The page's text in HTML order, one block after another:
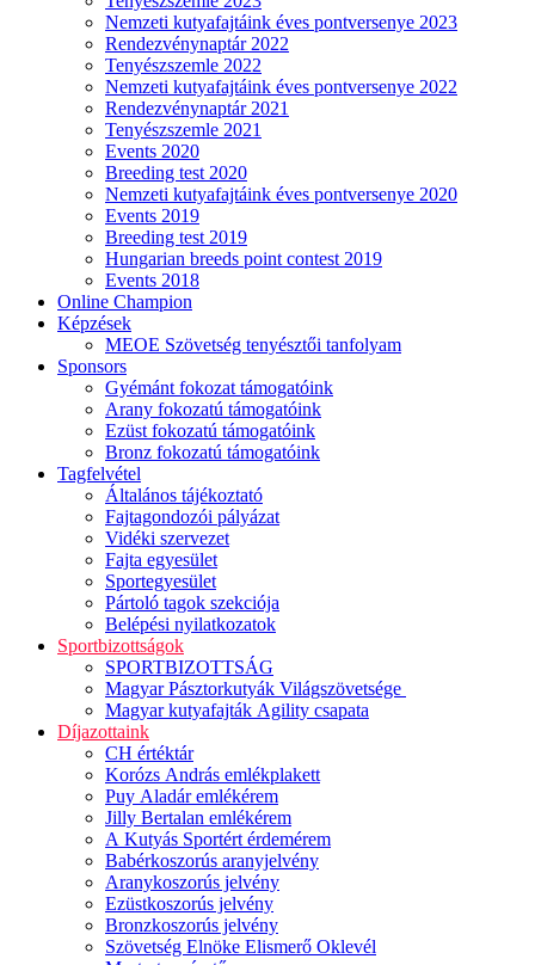
Nemzeti kutyafajtáink éves pontversenye 2023
Rendezvénynaptár 2022
Tenyészszemle 2022
Nemzeti kutyafajtáink éves pontversenye 2022
Rendezvénynaptár 2021
Tenyészszemle 2021
Events 2020
Breeding test 2020
Nemzeti kutyafajtáink éves pontversenye 2020
Events 2019
Breeding test 2019
Hungarian breeds point contest 2019
Events 2018
Online Champion
Képzések
MEOE Szövetség tenyésztői tanfolyam
Sponsors
Gyémánt fokozat támogatóink
Arany fokozatú támogatóink
Ezüst fokozatú támogatóink
Bronz fokozatú támogatóink
Tagfelvétel
Általános tájékoztató
Fajtagondozói pályázat
Vidéki szervezet
Fajta egyesület
Sportegyesület
Pártoló tagok szekciója
Belépési nyilatkozatok
Sportbizottságok
SPORTBIZOTTSÁG
Magyar Pásztorkutyák Világszövetsége
Magyar kutyafajták Agility csapata
Díjazottaink
CH értéktár
Korózs András emlékplakett
Puy Aladár emlékérem
Jilly Bertalan emlékérem
A Kutyás Sportért érdemérem
Babérkoszorús aranyjelvény
Aranykoszorús jelvény
Ezüstkoszorús jelvény
Bronzkoszorús jelvény
Szövetség Elnöke Elismerő Oklevél